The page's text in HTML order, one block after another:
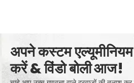
अपने कस्टम एल्यूमीनियम
करें & विंडो बोली आज!